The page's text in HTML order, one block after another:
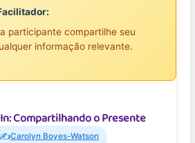
participante compartilhe seu
informação relevante.
Compartilhando o Presente
✍️Carolyn Boyes-Watson